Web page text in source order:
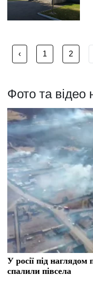
‹ 1 2
Фото та відео
У росії під
спалили півсела